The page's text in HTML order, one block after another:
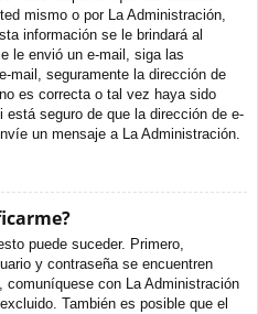
mismo o por La Administración,
información se le brindará al
le envió un e-mail, siga las
mail, seguramente la dirección de
es correcta o tal vez haya sido
seguro de que la dirección de e-
un mensaje a La Administración.
puede suceder. Primero,
y contraseña se encuentren
con La Administración
También es posible que el